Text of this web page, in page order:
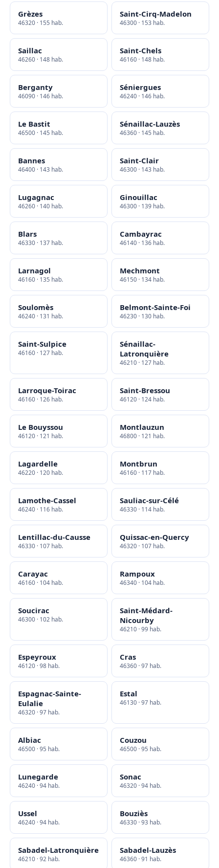
Grèzes
46320 · 155 hab.
Saint-Cirq-Madelon
46300 · 153 hab.
Saillac
46260 · 148 hab.
Saint-Chels
46160 · 148 hab.
Berganty
46090 · 146 hab.
Séniergues
46240 · 146 hab.
Le Bastit
46500 · 145 hab.
Sénaillac-Lauzès
46360 · 145 hab.
Bannes
46400 · 143 hab.
Saint-Clair
46300 · 143 hab.
Lugagnac
46260 · 140 hab.
Ginouillac
46300 · 139 hab.
Blars
46330 · 137 hab.
Cambayrac
46140 · 136 hab.
Larnagol
46160 · 135 hab.
Mechmont
46150 · 134 hab.
Soulomès
46240 · 131 hab.
Belmont-Sainte-Foi
46230 · 130 hab.
Saint-Sulpice
46160 · 127 hab.
Sénaillac-
Latronquière
46210 · 127 hab.
Larroque-Toirac
46160 · 126 hab.
Saint-Bressou
46120 · 124 hab.
Le Bouyssou
46120 · 121 hab.
Montlauzun
46800 · 121 hab.
Lagardelle
46220 · 120 hab.
Montbrun
46160 · 117 hab.
Lamothe-Cassel
46240 · 116 hab.
Sauliac-sur-Célé
46330 · 114 hab.
Lentillac-du-Causse
46330 · 107 hab.
Quissac-en-Quercy
46320 · 107 hab.
Carayac
46160 · 104 hab.
Rampoux
46340 · 104 hab.
Soucirac
46300 · 102 hab.
Saint-Médard-
Nicourby
46210 · 99 hab.
Espeyroux
46120 · 98 hab.
Cras
46360 · 97 hab.
Espagnac-Sainte-
Eulalie
46320 · 97 hab.
Estal
46130 · 97 hab.
Albiac
46500 · 95 hab.
Couzou
46500 · 95 hab.
Lunegarde
46240 · 94 hab.
Sonac
46320 · 94 hab.
Ussel
46240 · 94 hab.
Bouziès
46330 · 93 hab.
Sabadel-Latronquière
46210 · 92 hab.
Sabadel-Lauzès
46360 · 91 hab.